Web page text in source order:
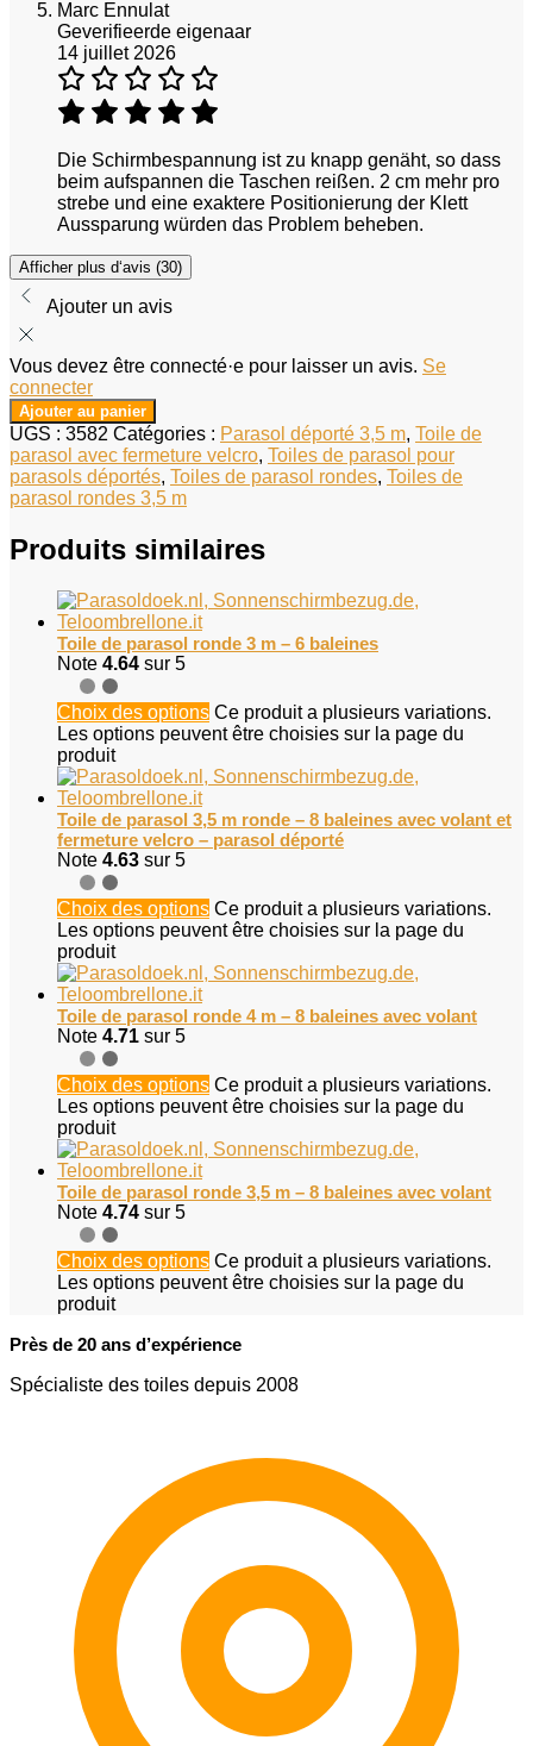
Marc Ennulat
Geverifieerde eigenaar
14 juillet 2026
Die Schirmbespannung ist zu knapp genäht, so dass
beim aufspannen die Taschen reißen. 2 cm mehr pro
strebe und eine exaktere Positionierung der Klett
Aussparung würden das Problem beheben.
Afficher plus d‘avis (30)
Ajouter un avis
Vous devez être connecté·e pour laisser un avis. Se
connecter
Ajouter au panier
UGS : 3582 Catégories : Parasol déporté 3,5 m, Toile de
parasol avec fermeture velcro, Toiles de parasol pour
parasols déportés, Toiles de parasol rondes, Toiles de
parasol rondes 3,5 m
Produits similaires
Toile de parasol ronde 3 m – 6 baleines
Note 4.64 sur 5
Choix des options Ce produit a plusieurs variations.
Les options peuvent être choisies sur la page du
produit
Toile de parasol 3,5 m ronde – 8 baleines avec volant et
fermeture velcro – parasol déporté
Note 4.63 sur 5
Choix des options Ce produit a plusieurs variations.
Les options peuvent être choisies sur la page du
produit
Toile de parasol ronde 4 m – 8 baleines avec volant
Note 4.71 sur 5
Choix des options Ce produit a plusieurs variations.
Les options peuvent être choisies sur la page du
produit
Toile de parasol ronde 3,5 m – 8 baleines avec volant
Note 4.74 sur 5
Choix des options Ce produit a plusieurs variations.
Les options peuvent être choisies sur la page du
produit
Près de 20 ans d’expérience
Spécialiste des toiles depuis 2008